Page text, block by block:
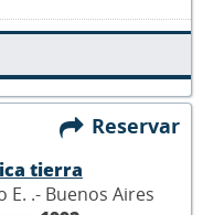
Reservar
tierra
E. .- Buenos Aires